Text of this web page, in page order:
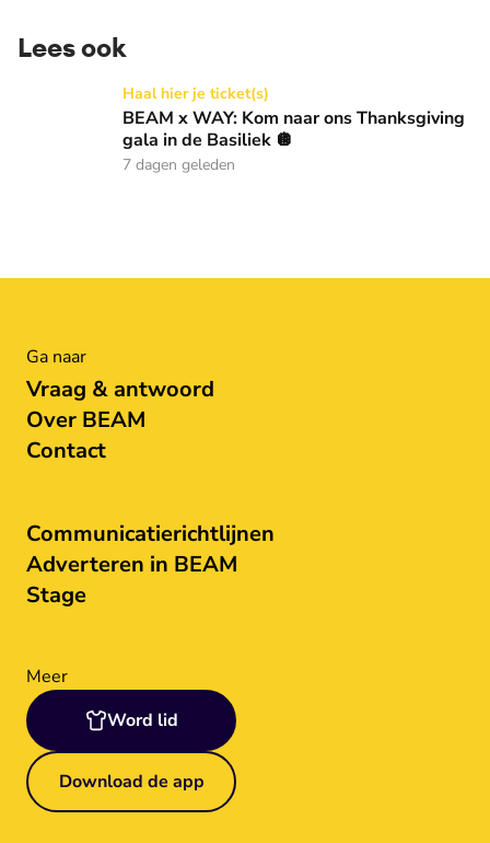
Lees ook
BEAM x WAY: Kom naar ons Thanksgiving gala in de
Haal hier je ticket(s)
BEAM x WAY: Kom naar ons Thanksgiving
gala in de Basiliek 🪩
7 dagen geleden
Ga naar
Vraag & antwoord
Over BEAM
Contact
Communicatierichtlijnen
Adverteren in BEAM
Stage
Meer
Word lid
Download de app